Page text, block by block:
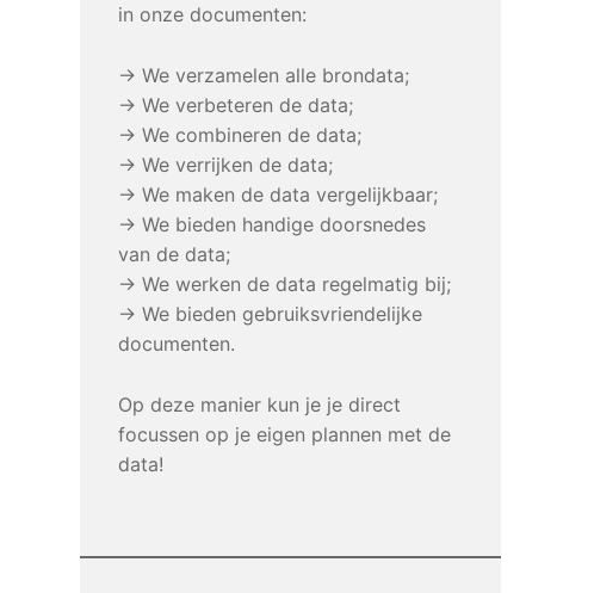
in onze documenten:
→ We verzamelen alle brondata;
→ We verbeteren de data;
→ We combineren de data;
→ We verrijken de data;
→ We maken de data vergelijkbaar;
→ We bieden handige doorsnedes
van de data;
→ We werken de data regelmatig bij;
→ We bieden gebruiksvriendelijke
documenten.
Op deze manier kun je je direct
focussen op je eigen plannen met de
data!